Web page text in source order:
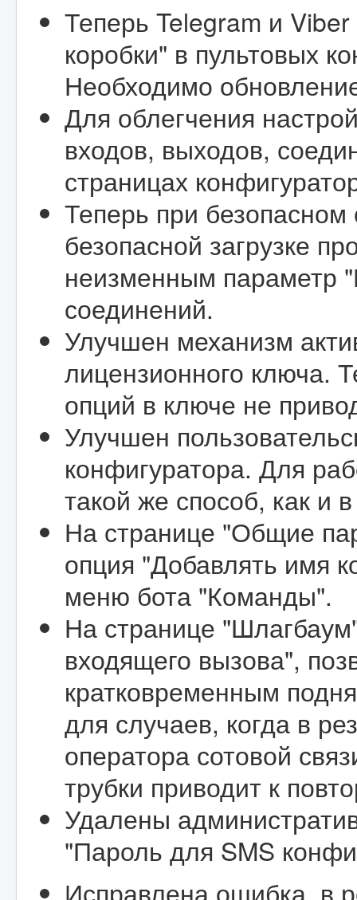
Теперь Telegram и
коробки" в пультовых
Необходимо
Для облегчения
входов, выходов,
страницах
Теперь при
безопасной загрузке
неизменным параметр
соединений.
Улучшен механизм
лицензионного ключа.
опций в ключе не
Улучшен
конфигуратора. Для
такой же способ, как и
На странице "Общие
опция "Добавлять имя
меню бота "Команды".
На странице
входящего вызова",
кратковременным
для случаев, когда в
оператора сотовой
трубки приводит к
Удалены
"Пароль для SMS
Исправлена ошибка, в